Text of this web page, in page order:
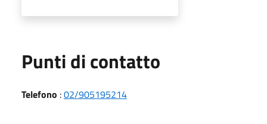
Punti di contatto
Telefono :02/905195214